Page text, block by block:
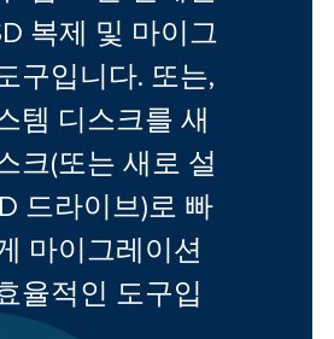
복제 및 마이그
구입니다. 또는,
템 디스크를 새
크(또는 새로 설
드라이브)로 빠
마이그레이션
율적인 도구입